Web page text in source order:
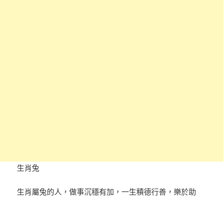
生肖兔
生肖屬兔的人，做事沉穩有加，一生積德行善，樂於助